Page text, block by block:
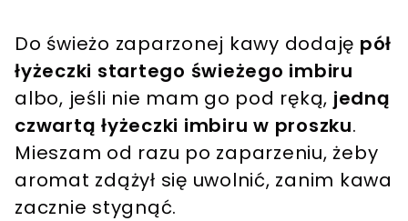
Do świeżo zaparzonej kawy dodaję pół
łyżeczki startego świeżego imbiru
albo, jeśli nie mam go pod ręką, jedną
czwartą łyżeczki imbiru w proszku.
Mieszam od razu po zaparzeniu, żeby
aromat zdążył się uwolnić, zanim kawa
zacznie stygnąć.